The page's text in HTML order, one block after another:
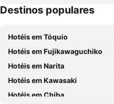
Daiwa Roynet Hotel Shin-Yokohama
Hotel The Knot Yokohama
JR-East Hotel Mets Musashisakai
Tokyo Disney Resort
Asakusa Metro Station
Akihabara Station
Ikebukuro Station
Machida Station
Machida Squirrel Garden
Destinos populares
Hotéis em Tóquio
Hotéis em Fujikawaguchiko
Hotéis em Narita
Hotéis em Kawasaki
Hotéis em Chiba